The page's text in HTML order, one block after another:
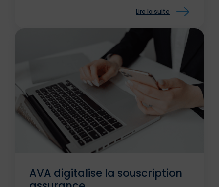
Lire la suite
AVA digitalise la souscription